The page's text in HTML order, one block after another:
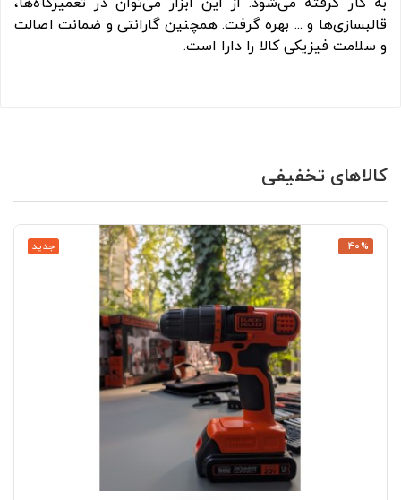
قالبسازی‌ها و ... بهره گرفت. همچنین گارانتی و ضمانت اصالت
و سلامت فیزیکی کالا را دارا است.
کالاهای تخفیفی
جدید ‎−40%